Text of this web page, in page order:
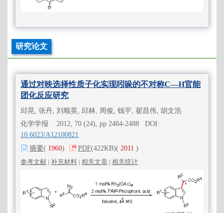
研究论文
通过对映选择性质子化实现吲哚的不对称C—H官能
团化反应研究
邱晃, 张丹, 刘顺英, 邱林, 周俊, 钱宇, 翟昌伟, 胡文浩
化学学报 2012, 70 (24), pp 2484-2488 DOI:
10.6023/A12100821
摘要( 1960) PDF(422KB)( 2011 )
参考文献 | 补充材料 | 相关文章 | 相关统计